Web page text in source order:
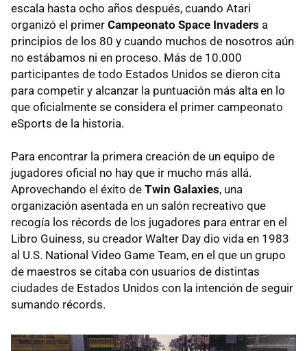
escala hasta ocho años después, cuando Atari
organizó el primer Campeonato Space Invaders a
principios de los 80 y cuando muchos de nosotros aún
no estábamos ni en proceso. Más de 10.000
participantes de todo Estados Unidos se dieron cita
para competir y alcanzar la puntuación más alta en lo
que oficialmente se considera el primer campeonato
eSports de la historia.
Para encontrar la primera creación de un equipo de
jugadores oficial no hay que ir mucho más allá.
Aprovechando el éxito de Twin Galaxies, una
organización asentada en un salón recreativo que
recogía los récords de los jugadores para entrar en el
Libro Guiness, su creador Walter Day dio vida en 1983
al U.S. National Video Game Team, en el que un grupo
de maestros se citaba con usuarios de distintas
ciudades de Estados Unidos con la intención de seguir
sumando récords.